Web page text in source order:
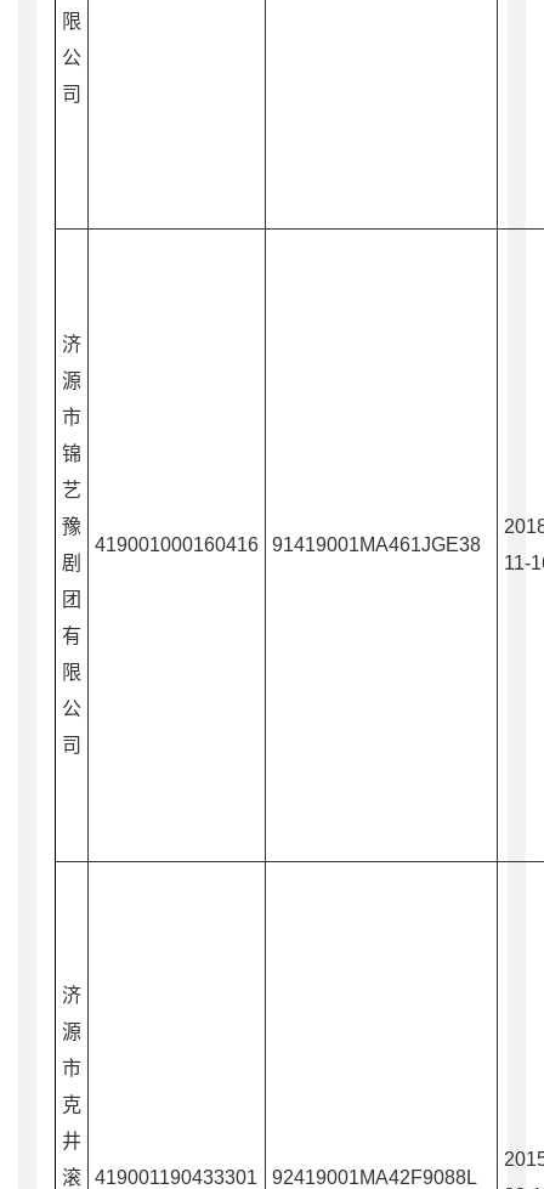
限
公
司
济
源
市
锦
艺
豫
剧
团
有
限
公
司
419001000160416 91419001MA461JGE38
11-
济
源
市
克
井
滚
419001190433301 92419001MA42F9088L